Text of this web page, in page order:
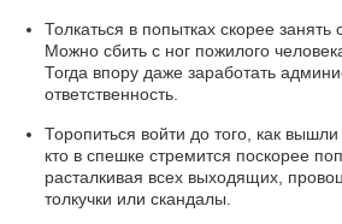
Толкаться в попытках скорее занять
Можно сбить с ног пожилого
Тогда впору даже заработать
ответственность.
Торопиться войти до того, как
кто в спешке стремится поскорее
расталкивая всех выходящих,
толкучки или скандалы.